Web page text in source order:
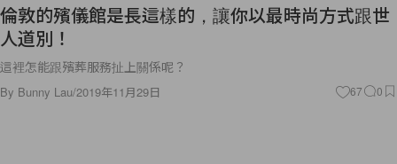
倫敦的殯儀館是長這樣的，讓你以最時尚方式跟世
人道別！
這裡怎能跟殯葬服務扯上關係呢？
By Bunny Lau/2019年11月29日 67 0